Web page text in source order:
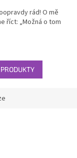
rád! O mě
říct: „Možná o tom